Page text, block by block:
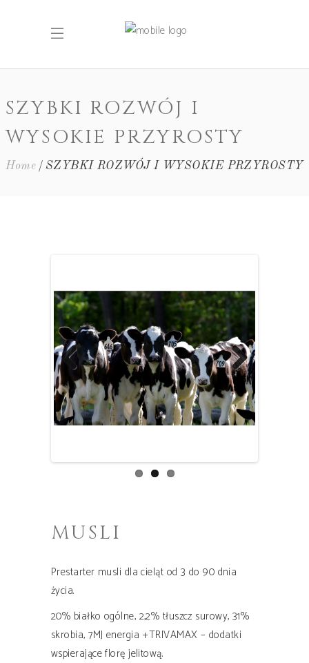
SZYBKI ROZWÓJ I
WYSOKIE PRZYROSTY
Home SZYBKI ROZWÓJ I WYSOKIE PRZYROSTY
Previous Next
MUSLI
Prestarter musli dla cieląt od 3 do 90 dnia
życia.
20% białko ogólne, 2,2% tłuszcz surowy, 31%
skrobia, 7MJ energia +TRIVAMAX – dodatki
wspierające florę jelitową.